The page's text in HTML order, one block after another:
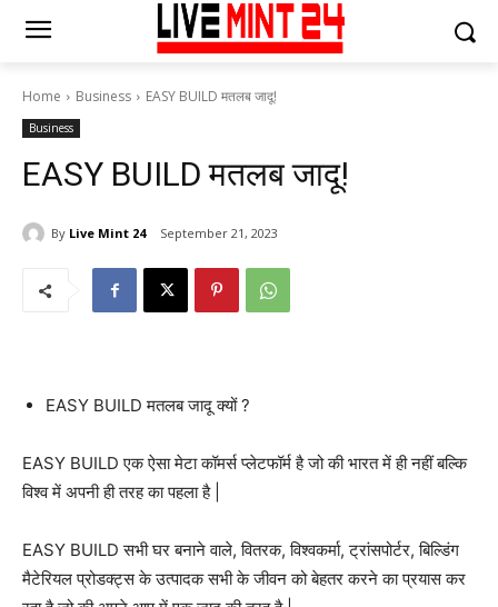
Home Business EASY BUILD मतलब जादू!
Business
EASY BUILD मतलब जादू!
By Live Mint 24 September 21, 2023
EASY BUILD मतलब जादू क्यों ?
EASY BUILD एक ऐसा मेटा कॉमर्स प्लेटफॉर्म है जो की भारत में ही नहीं बल्कि
विश्व में अपनी ही तरह का पहला है |
EASY BUILD सभी घर बनाने वाले, वितरक, विश्वकर्मा, ट्रांसपोर्टर, बिल्डिंग
मैटेरियल प्रोडक्ट्स के उत्पादक सभी के जीवन को बेहतर करने का प्रयास कर